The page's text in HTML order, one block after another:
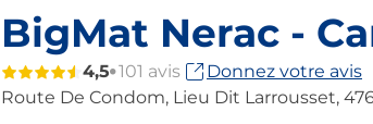
BigMat Nerac -
4,5 101 avis
Donnez votre avis
Route De Condom, Lieu Dit Larrousset,